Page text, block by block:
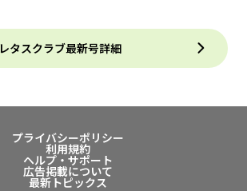
レタスクラブ最新号詳細
プライバシーポリシー
利用規約
ヘルプ・サポート
広告掲載について
最新トピックス